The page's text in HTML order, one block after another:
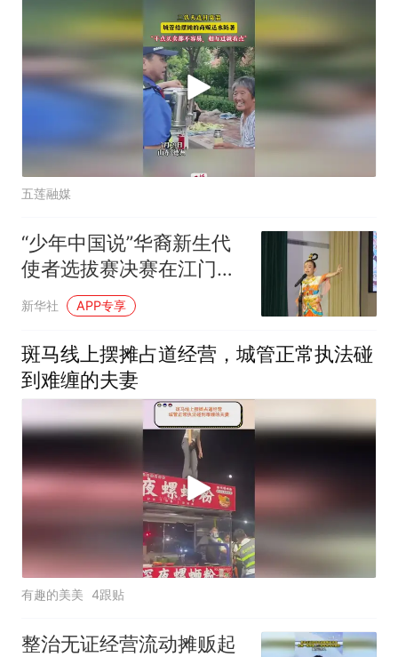
五莲融媒
“少年中国说”华裔新生代
使者选拔赛决赛在江门举
行
新华社 APP专享
斑马线上摆摊占道经营，城管正常执法碰
到难缠的夫妻
有趣的美美 4跟贴
整治无证经营流动摊贩起